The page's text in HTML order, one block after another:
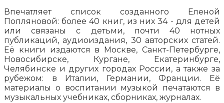
Впечатляет список созданного Еленой
Попляновой: более 40 книг, из них 34 - для детей
или связаны с детьми, почти 40 нотных
публикаций, аудиоиздания, 30 авторских статей.
Её книги издаются в Москве, Санкт-Петербурге,
Новосибирске, Кургане, Екатеринбурге,
Челябинске и других городах России, а также за
рубежом: в Италии, Германии, Франции. Её
материалы о воспитании музыкой печатаются в
музыкальных учебниках, сборниках, журналах.